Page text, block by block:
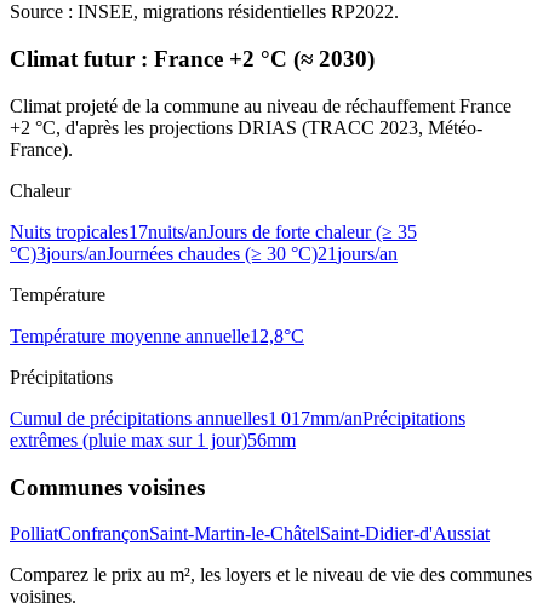
Source : INSEE, migrations résidentielles RP2022.
Climat futur : France +2 °C (≈ 2030)
Climat projeté de la commune au niveau de réchauffement France
+2 °C, d'après les projections DRIAS (TRACC 2023, Météo-
France).
Chaleur
Nuits tropicales17nuits/anJours de forte chaleur (≥ 35
°C)3jours/anJournées chaudes (≥ 30 °C)21jours/an
Température
Température moyenne annuelle12,8°C
Précipitations
Cumul de précipitations annuelles1 017mm/anPrécipitations
extrêmes (pluie max sur 1 jour)56mm
Communes voisines
PolliatConfrançonSaint-Martin-le-ChâtelSaint-Didier-d'Aussiat
Comparez le prix au m², les loyers et le niveau de vie des communes
voisines.